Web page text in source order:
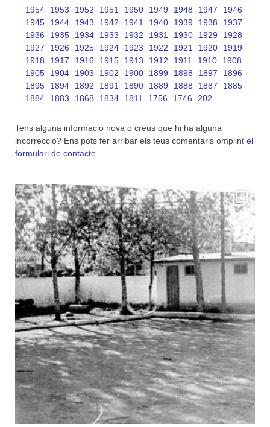
1954
1953 1952 1951 1950 1949 1948 1947
1946
1945
1944 1943 1942 1941 1940 1939 1938
1937
1936
1935 1934 1933 1932 1931 1930 1929
1928
1927
1926 1925 1924 1923 1922 1921 1920
1919
1918
1917 1916 1915 1913 1912 1911 1910
1908
1905
1904 1903 1902 1900 1899 1898 1897
1896
1895
1894 1892 1891 1890 1889 1888 1887
1885
1884
1883 1868 1834 1811 1756 1746 202
Tens alguna informació nova o creus que hi ha alguna
incorrecció? Ens pots fer arribar els teus comentaris omplint el
formulari de contacte.